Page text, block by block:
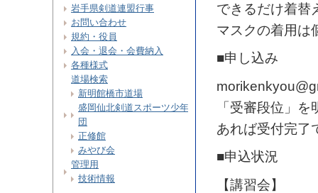
できるだけ着替
マスクの着用は
■申し込み
「受審段位」
あれば受付完了
■申込状況
【講習会】
岩手県剣道連盟行事
お問い合わせ
規約・役員
入会・退会・会費納入
各種様式
道場検索
新明館橋市道場
盛岡仙北剣道スポーツ少年
団
正修館
みやび会
管理用
技術情報